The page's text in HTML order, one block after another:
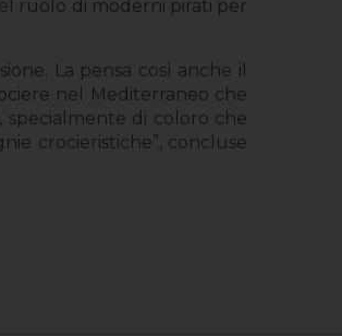
ruolo di moderni pirati per
La pensa così anche il
nel Mediterraneo che
specialmente di coloro che
crocieristiche”, concluse